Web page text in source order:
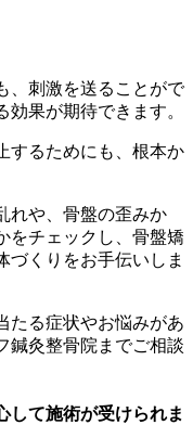
、刺激を送ることがで
果が期待できます。
するためにも、根本か
れや、骨盤の歪みか
をチェックし、骨盤矯
づくりをお手伝いしま
る症状やお悩みがあ
鍼灸整骨院までご相談
して施術が受けられま